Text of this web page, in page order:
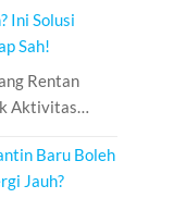
Ini Solusi
Sah!
Rentan
Aktivitas…
Baru Boleh
Jauh?